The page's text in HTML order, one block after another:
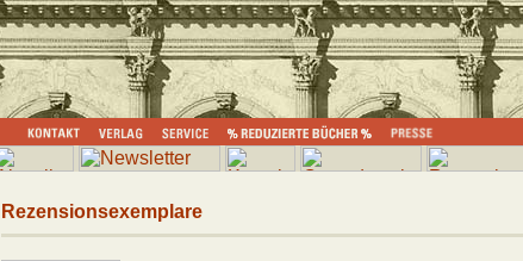
Rezensionsexemplare